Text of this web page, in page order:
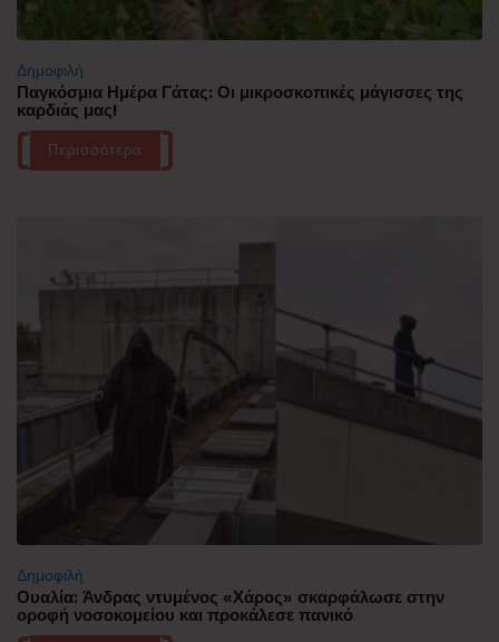
Δημοφιλή
Παγκόσμια Ημέρα Γάτας: Οι μικροσκοπικές μάγισσες της
καρδιάς μας!
Περισσότερα
Δημοφιλή
Ουαλία: Άνδρας ντυμένος «Χάρος» σκαρφάλωσε στην
οροφή νοσοκομείου και προκάλεσε πανικό